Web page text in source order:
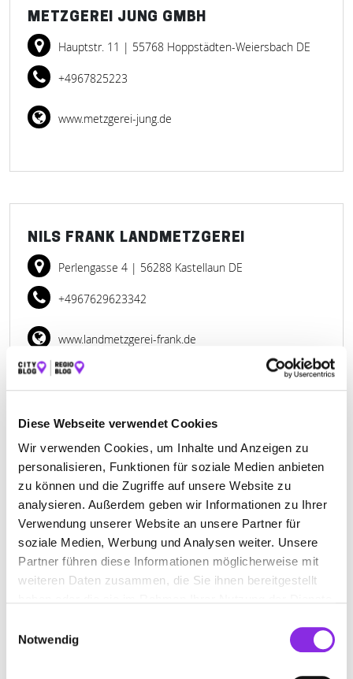
Diese Webseite verwendet Cookies
Wir verwenden Cookies, um Inhalte und Anzeigen zu
personalisieren, Funktionen für soziale Medien anbieten
zu können und die Zugriffe auf unsere Website zu
analysieren. Außerdem geben wir Informationen zu Ihrer
Verwendung unserer Website an unsere Partner für
soziale Medien, Werbung und Analysen weiter. Unsere
Partner führen diese Informationen möglicherweise mit
weiteren Daten zusammen, die Sie ihnen bereitgestellt
Notwendig
METZGEREI JUNG GMBH
Hauptstr. 11 | 55768 Hoppstädten-Weiersbach DE
+4967825223
www.metzgerei-jung.de
NILS FRANK LANDMETZGEREI
Perlengasse 4 | 56288 Kastellaun DE
+4967629623342
www.landmetzgerei-frank.de
NILS FRANK LANDMETZGEREI
Gartenweg 2| 56288 Bell (Hunsrück) DE
+4967629623342
landmetzgerei-frank.de